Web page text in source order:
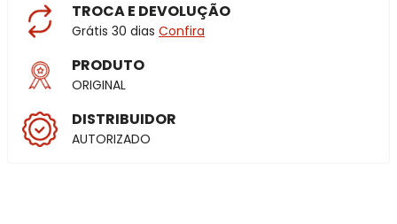
TROCA E DEVOLUÇÃO
Grátis 30 dias Confira
PRODUTO
ORIGINAL
DISTRIBUIDOR
AUTORIZADO